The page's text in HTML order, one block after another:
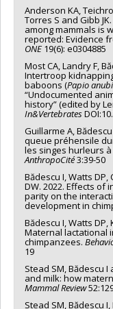
Anderson KA,
Torres S and Gibb
among mammals is
reported: Evidence
ONE 19(6): e0304885
Most CA, Landry F,
Intertroop
baboons (Papio
“Undocumented
history” (edited by
In&Vertebrates
Guillarme A,
queue préhensile
les singes hurleurs
AnthropoCité3:39-50
Bădescu I, Watts
DW. 2022. Effects of
parity on the
development in
Bădescu I, Watts DP,
Maternal lactational
chimpanzees.
19
Stead SM, Bădescu
and milk: how
Mammal Review
Stead SM, Bădescu